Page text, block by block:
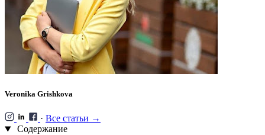
Veronika Grishkova
· Все статьи →
Содержание